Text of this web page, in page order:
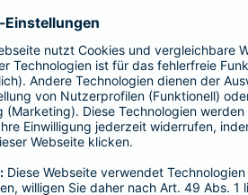
Krankenversicherung
ist Ihr Vierbeinerim